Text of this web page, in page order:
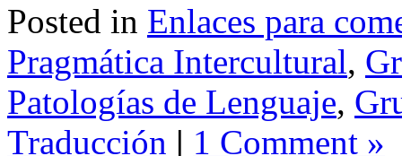
Posted in Enlaces para
Pragmática Intercultural,
Patologías de Lenguaje,
Traducción | 1 Comment »